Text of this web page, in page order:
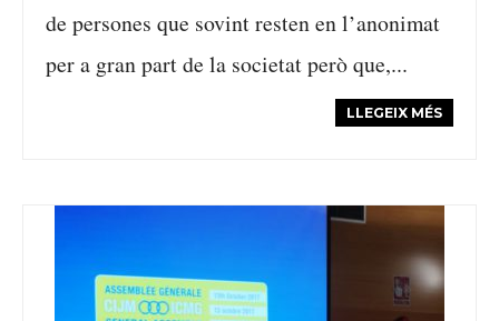
de persones que sovint resten en l’anonimat
per a gran part de la societat però que,...
LLEGEIX MÉS